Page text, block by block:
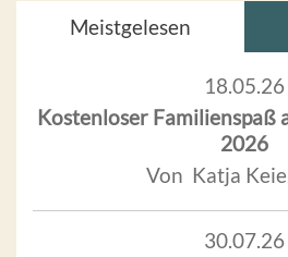
Meistgelesen
18.05.26
Kostenloser Familienspaß
2026
Von Katja
30.07.26